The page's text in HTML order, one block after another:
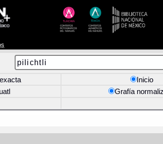
Inicio
Grafía